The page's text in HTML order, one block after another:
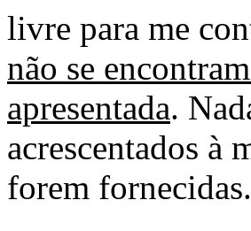
livre para me
não se
apresentada.
acrescentados à
forem fornecidas.